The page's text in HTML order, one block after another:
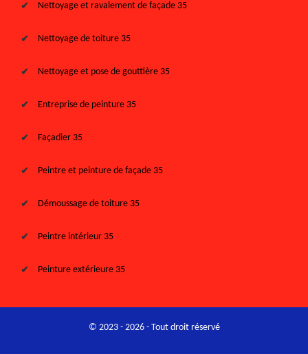
Nettoyage et ravalement de façade 35
Nettoyage de toiture 35
Nettoyage et pose de gouttière 35
Entreprise de peinture 35
Façadier 35
Peintre et peinture de façade 35
Démoussage de toiture 35
Peintre intérieur 35
Peinture extérieure 35
© 2023 - 2026 - Tout droit réservé